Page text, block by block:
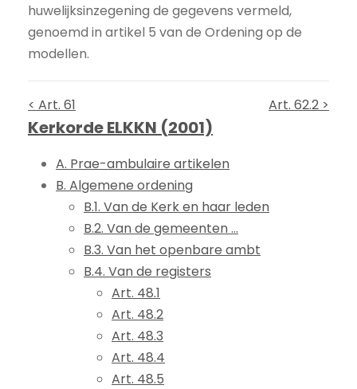
huwelijksinzegening de gegevens vermeld,
genoemd in artikel 5 van de Ordening op de
modellen.
< Art. 61 Art. 62.2 >
Kerkorde ELKKN (2001)
A. Prae-ambulaire artikelen
B. Algemene ordening
B.1. Van de Kerk en haar leden
B.2. Van de gemeenten ...
B.3. Van het openbare ambt
B.4. Van de registers
Art. 48.1
Art. 48.2
Art. 48.3
Art. 48.4
Art. 48.5